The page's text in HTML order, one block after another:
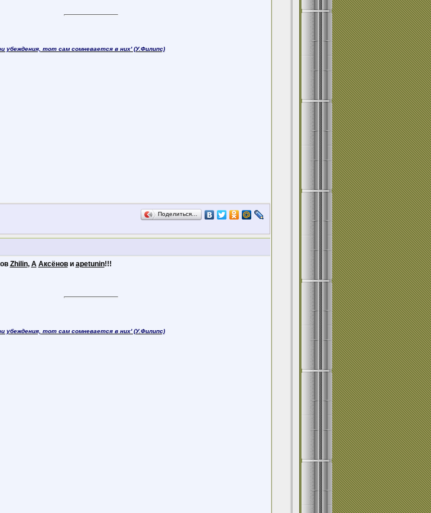
убеждения, тот сам сомневается в них' (У.Филипс)
Поделиться…
Zhilin, А Аксёнови apetunin!!!
убеждения, тот сам сомневается в них' (У.Филипс)